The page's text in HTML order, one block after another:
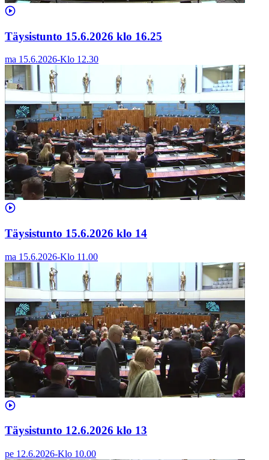
Täysistunto 15.6.2026 klo 16.25
ma 15.6.2026-Klo 12.30
Täysistunto 15.6.2026 klo 14
ma 15.6.2026-Klo 11.00
Täysistunto 12.6.2026 klo 13
pe 12.6.2026-Klo 10.00